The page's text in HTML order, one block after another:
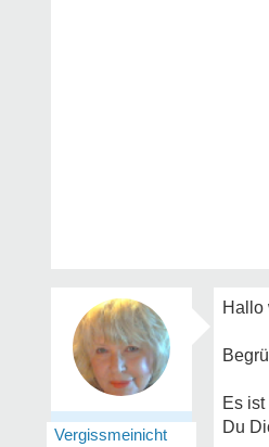
Vergissmeinicht
Hallo
Es
Du